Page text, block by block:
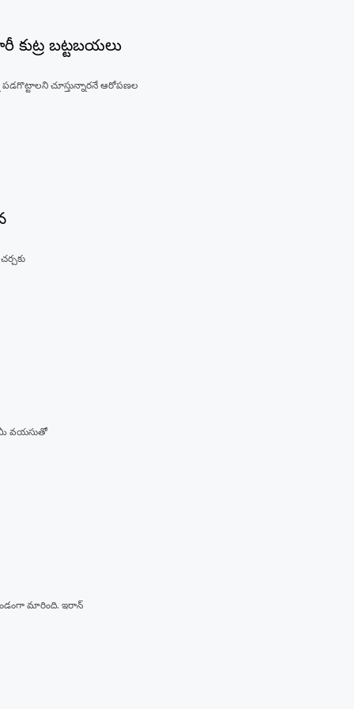
కుట్ర బట్టబయలు
పడగొట్టాలని చూస్తున్నారనే ఆరోపణల
మీ వయసుతో
మారింది. ఇరాన్